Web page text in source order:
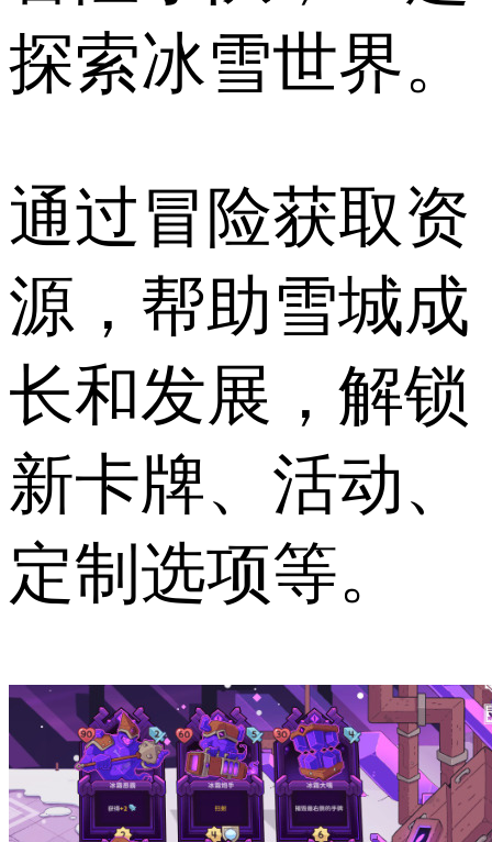
探索冰雪世界。
通过冒险获取资
源，帮助雪城成
长和发展，解锁
新卡牌、活动、
定制选项等。